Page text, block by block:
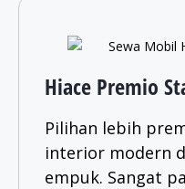
Hiace Premio
Pilihan lebih
interior modern
empuk. Sangat